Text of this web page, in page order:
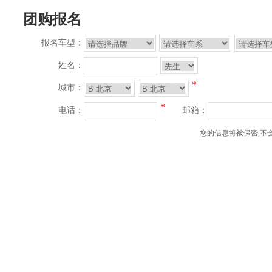
团购报名
报名车型：
姓名：
城市： *
电话： * 邮箱：
您的信息将被保密,不